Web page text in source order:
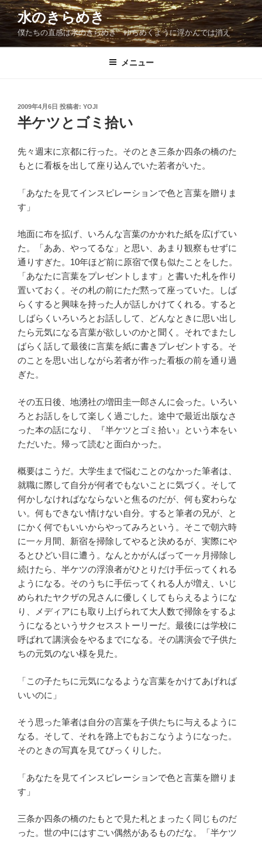
コ
ン
テ
ン
水のきらめき
僕たちの直感は水のきらめき ゆらめくように浮かんでは消え
メニュー
投
稿
日:
2009年4月6日 投稿者: YOJI
半ケツとゴミ拾い
先々週末に京都に行った。そのとき三条か四条の橋のた
もとに看板を出して座り込んでいた若者がいた。
「あなたを見てインスピレーションで色と言葉を贈りま
す」
地面に布を拡げ、いろんな言葉のかかれた紙を広げてい
た。「ああ、やってるな」と思い、あまり観察もせずに
通りすぎた。10年ほど前に原宿で僕も似たことをした。
「あなたに言葉をプレゼントします」と書いた札を作り
置いておく。その札の前にただ黙って座っていた。しば
らくすると興味を持った人が話しかけてくれる。すると
しばらくいろいろとお話しして、どんなときに思い出し
たら元気になる言葉が欲しいのかと聞く。それでまたし
ばらく話して最後に言葉を紙に書きプレゼントする。そ
のことを思い出しながら若者が作った看板の前を通り過
ぎた。
その五日後、地湧社の増田圭一郎さんに会った。いろい
ろとお話しをして楽しく過ごした。途中で最近出版なさ
った本の話になり、『半ケツとゴミ拾い』という本をい
ただいた。帰って読むと面白かった。
概要はこうだ。大学生まで悩むことのなかった筆者は、
就職に際して自分が何者でもないことに気づく。そして
何かしなければなならないと焦るのだが、何も変わらな
い。何もできない情けない自分。すると筆者の兄が、と
にかく何でもいいからやってみろという。そこで朝六時
に一ヶ月間、新宿を掃除してやると決めるが、実際にや
るとひどい目に遭う。なんとかがんばって一ヶ月掃除し
続けたら、半ケツの浮浪者がひとりだけ手伝ってくれる
ようになる。そのうちに手伝ってくれる人が増え、いじ
められたヤクザの兄さんに優しくしてもらえるようにな
り、メディアにも取り上げられて大人数で掃除をするよ
うになるというサクセスストーリーだ。最後には学校に
呼ばれて講演会をやるまでになる。その講演会で子供た
ちの元気のない様を見た。
「この子たちに元気になるような言葉をかけてあげれば
いいのに」
そう思った筆者は自分の言葉を子供たちに与えるように
なる。そして、それを路上でもおこなうようになった。
そのときの写真を見てびっくりした。
「あなたを見てインスピレーションで色と言葉を贈りま
す」
三条か四条の橋のたもとで見た札とまったく同じものだ
った。世の中にはすごい偶然があるものだな。「半ケツ